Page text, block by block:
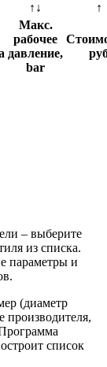
↑↓ ↑
Макс.
рабочее
давление,
bar
– выберите
из списка.
параметры и
(диаметр
производителя,
список